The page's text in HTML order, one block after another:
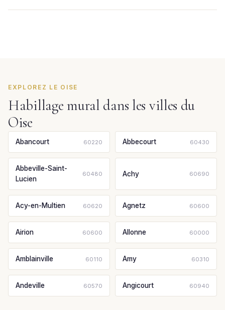
EXPLOREZ LE OISE
Habillage mural dans les villes du
Oise
Abancourt 60220 Abbecourt 60430
Abbeville-Saint-
Lucien
60480 Achy 60690
Acy-en-Multien 60620 Agnetz 60600
Airion 60600 Allonne 60000
Amblainville 60110 Amy 60310
Andeville 60570 Angicourt 60940